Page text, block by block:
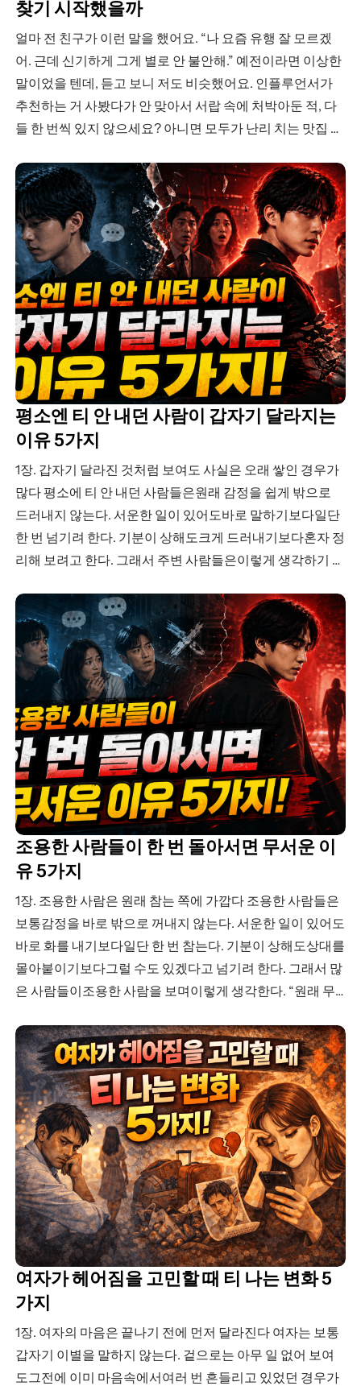
찾기 시작했을까
얼마 전 친구가 이런 말을 했어요. “나 요즘 유행 잘 모르겠
어. 근데 신기하게 그게 별로 안 불안해.” 예전이라면 이상한
말이었을 텐데, 듣고 보니 저도 비슷했어요. 인플루언서가
추천하는 거 사봤다가 안 맞아서 서랍 속에 처박아둔 적, 다
들 한 번씩 있지 않으세요? 아니면 모두가 난리 치는 맛집 가
평소엔 티 안 내던 사람이 갑자기 달라지는
이유 5가지
1장. 갑자기 달라진 것처럼 보여도 사실은 오래 쌓인 경우가
많다 평소에 티 안 내던 사람들은원래 감정을 쉽게 밖으로
드러내지 않는다. 서운한 일이 있어도바로 말하기보다일단
한 번 넘기려 한다. 기분이 상해도크게 드러내기보다혼자 정
리해 보려고 한다. 그래서 주변 사람들은이렇게 생각하기 쉽
구나.”“괜찮은 줄 알았는데?” 하지만…
조용한 사람들이 한 번 돌아서면 무서운 이
유 5가지
1장. 조용한 사람은 원래 참는 쪽에 가깝다 조용한 사람들은
보통감정을 바로 밖으로 꺼내지 않는다. 서운한 일이 있어도
바로 화를 내기보다일단 한 번 참는다. 기분이 상해도상대를
몰아붙이기보다그럴 수도 있겠다고 넘기려 한다. 그래서 많
은 사람들이조용한 사람을 보며이렇게 생각한다. “원래 무
도는 괜찮아하는 것 같네.” 하지만 꼭 그렇지는…
여자가 헤어짐을 고민할 때 티 나는 변화 5
가지
1장. 여자의 마음은 끝나기 전에 먼저 달라진다 여자는 보통
갑자기 이별을 말하지 않는다. 겉으로는 아무 일 없어 보여
도그전에 이미 마음속에서여러 번 흔들리고 있었던 경우가